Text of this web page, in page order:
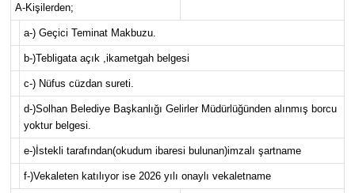
A-Kişilerden;
a-) Geçici Teminat Makbuzu.
b-)Tebligata açık ,ikametgah belgesi
c-) Nüfus cüzdan sureti.
d-)Solhan Belediye Başkanlığı Gelirler Müdürlüğünden alınmış borcu
yoktur belgesi.
e-)İstekli tarafından(okudum ibaresi bulunan)imzalı şartname
f-)Vekaleten katılıyor ise 2026 yılı onaylı vekaletname
MERKEZ
RESMİ İLANLAR
SAĞLIK
SİYASET
SOLHAN